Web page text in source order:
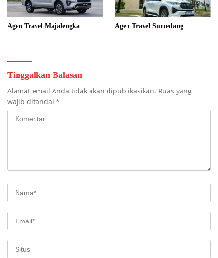
Agen Travel Majalengka Agen Travel Sumedang
Tinggalkan Balasan
Alamat email Anda tidak akan dipublikasikan. Ruas yang
wajib ditandai *